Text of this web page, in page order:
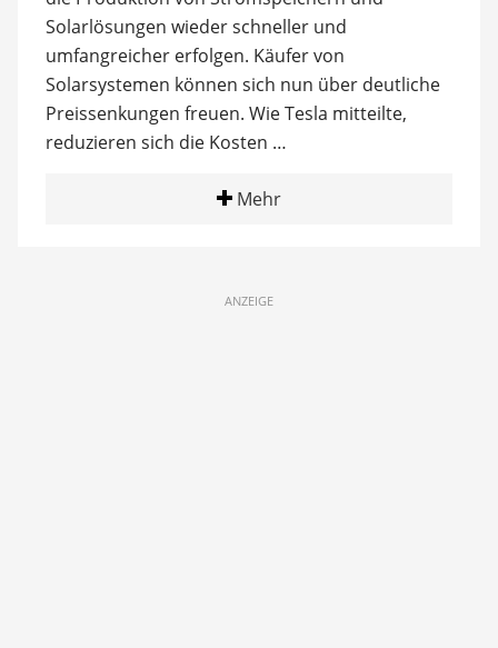
Solarlösungen wieder schneller und
umfangreicher erfolgen. Käufer von
Solarsystemen können sich nun über deutliche
Preissenkungen freuen. Wie Tesla mitteilte,
reduzieren sich die Kosten …
Mehr
ANZEIGE